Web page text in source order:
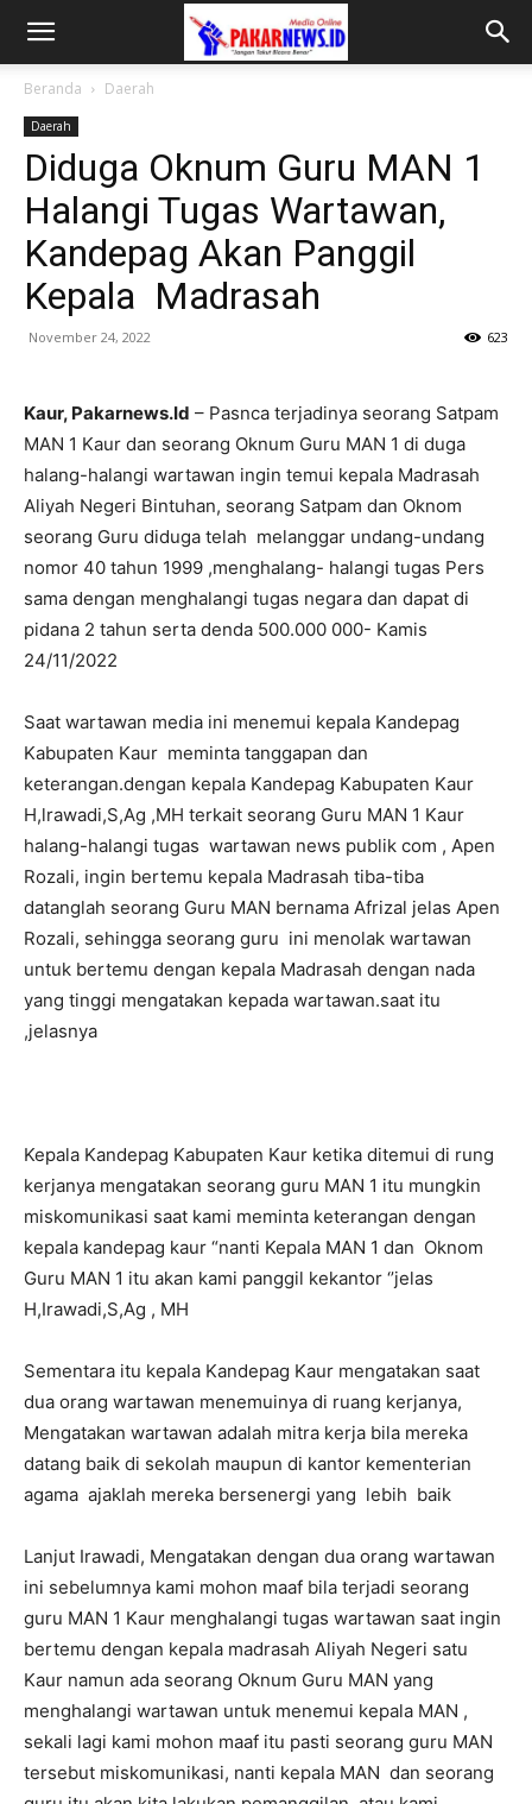
Beranda Daerah
Daerah
Diduga Oknum Guru MAN 1
Halangi Tugas Wartawan,
Kandepag Akan Panggil
Kepala Madrasah
November 24, 2022 623
Kaur, Pakarnews.Id – Pasnca terjadinya seorang Satpam
MAN 1 Kaur dan seorang Oknum Guru MAN 1 di duga
halang-halangi wartawan ingin temui kepala Madrasah
Aliyah Negeri Bintuhan, seorang Satpam dan Oknom
seorang Guru diduga telah melanggar undang-undang
nomor 40 tahun 1999 ,menghalang- halangi tugas Pers
sama dengan menghalangi tugas negara dan dapat di
pidana 2 tahun serta denda 500.000 000- Kamis
24/11/2022
Saat wartawan media ini menemui kepala Kandepag
Kabupaten Kaur meminta tanggapan dan
keterangan.dengan kepala Kandepag Kabupaten Kaur
H,lrawadi,S,Ag ,MH terkait seorang Guru MAN 1 Kaur
halang-halangi tugas wartawan news publik com , Apen
Rozali, ingin bertemu kepala Madrasah tiba-tiba
datanglah seorang Guru MAN bernama Afrizal jelas Apen
Rozali, sehingga seorang guru ini menolak wartawan
untuk bertemu dengan kepala Madrasah dengan nada
yang tinggi mengatakan kepada wartawan.saat itu
,jelasnya
Kepala Kandepag Kabupaten Kaur ketika ditemui di rung
kerjanya mengatakan seorang guru MAN 1 itu mungkin
miskomunikasi saat kami meminta keterangan dengan
kepala kandepag kaur “nanti Kepala MAN 1 dan Oknom
Guru MAN 1 itu akan kami panggil kekantor ‘’jelas
H,Irawadi,S,Ag , MH
Sementara itu kepala Kandepag Kaur mengatakan saat
dua orang wartawan menemuinya di ruang kerjanya,
Mengatakan wartawan adalah mitra kerja bila mereka
datang baik di sekolah maupun di kantor kementerian
agama ajaklah mereka bersenergi yang lebih baik
Lanjut Irawadi, Mengatakan dengan dua orang wartawan
ini sebelumnya kami mohon maaf bila terjadi seorang
guru MAN 1 Kaur menghalangi tugas wartawan saat ingin
bertemu dengan kepala madrasah Aliyah Negeri satu
Kaur namun ada seorang Oknum Guru MAN yang
menghalangi wartawan untuk menemui kepala MAN ,
sekali lagi kami mohon maaf itu pasti seorang guru MAN
tersebut miskomunikasi, nanti kepala MAN dan seorang